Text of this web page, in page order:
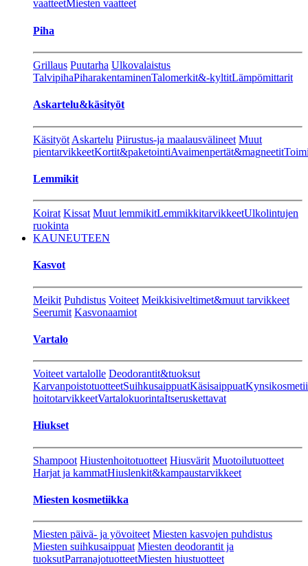
vaatteetMiesten vaatteet
Piha
Grillaus Puutarha Ulkovalaistus
TalvipihaPiharakentaminenTalomerkit&-kyltitLämpömittarit
Askartelu&käsityöt
Käsityöt Askartelu Piirustus-ja maalausvälineet Muut
pientarvikkeetKortit&paketointiAvaimenpertät&magneetit
Lemmikit
Koirat Kissat Muut lemmikitLemmikkitarvikkeetUlkolintujen
ruokinta
KAUNEUTEEN
Kasvot
Meikit Puhdistus Voiteet Meikkisiveltimet&muut tarvikkeet
Seerumit Kasvonaamiot
Vartalo
Voiteet vartalolle Deodorantit&tuoksut
KarvanpoistotuotteetSuihkusaippuatKäsisaippuat
hoitotarvikkeetVartalokuorintaItseruskettavat
Hiukset
Shampoot Hiustenhoitotuotteet Hiusvärit Muotoilutuotteet
Harjat ja kammatHiuslenkit&kampaustarvikkeet
Miesten kosmetiikka
Miesten päivä- ja yövoiteet Miesten kasvojen puhdistus
Miesten suihkusaippuat Miesten deodorantit ja
tuoksutParranajotuotteetMiesten hiustuotteet